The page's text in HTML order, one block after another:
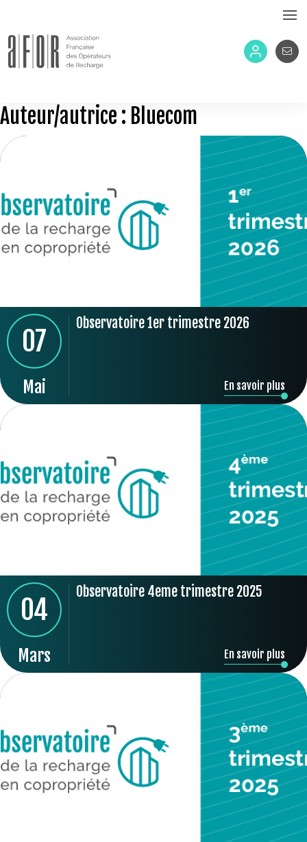
Auteur/autrice : Bluecom
07
Mai
Observatoire 1er trimestre 2026
En savoir plus
04
Mars
Observatoire 4eme trimestre 2025
En savoir plus